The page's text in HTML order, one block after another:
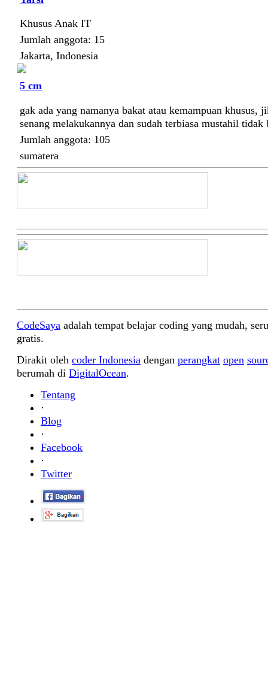
Khusus Anak IT
Jumlah anggota: 15
Jakarta, Indonesia
5 cm
gak ada yang namanya bakat atau kemampuan khusus,
senang melakukannya dan sudah terbiasa mustahil tidak
Jumlah anggota: 105
sumatera
CodeSaya adalah tempat belajar coding yang mudah,
gratis.
Dirakit oleh coder Indonesia dengan perangkat open
berumah di DigitalOcean.
Tentang
·
Blog
·
Facebook
·
Twitter